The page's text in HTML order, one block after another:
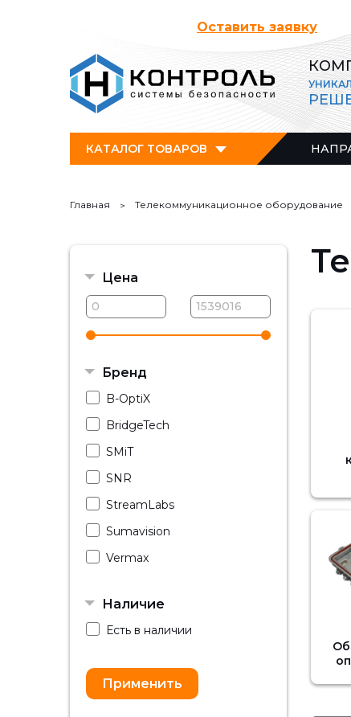
Оставить заявку
КАТАЛОГ ТОВАРОВ
Главная Телекоммуникационное оборудование
Цена
Бренд
B-OptiX
BridgeTech
SMiT
SNR
StreamLabs
Sumavision
Vermax
Наличие
Есть в наличии